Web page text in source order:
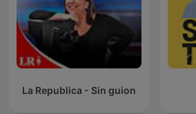
La Republica - Sin guion